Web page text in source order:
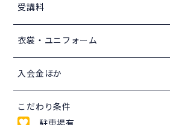
受講料
衣裳・ユニフォーム
入会金ほか
こだわり条件